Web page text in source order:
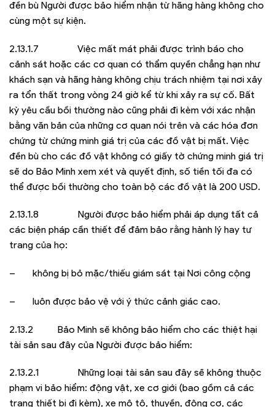
đền bù Người được bảo hiểm nhận từ hãng hàng không cho
cùng một sự kiện.
2.13.1.7 Việc mất mát phải được trình báo cho
cảnh sát hoặc các cơ quan có thẩm quyền chẳng hạn như
khách sạn và hãng hàng không chịu trách nhiệm tại nơi xảy
ra tổn thất trong vòng 24 giờ kể từ khi xảy ra sự cố. Bất
kỳ yêu cầu bồi thường nào cũng phải đi kèm với xác nhận
bằng văn bản của những cơ quan nói trên và các hóa đơn
chứng từ chứng minh giá trị của các đồ vật bị mất. Việc
đền bù cho các đồ vật không có giấy tờ chứng minh giá trị
sẽ do Bảo Minh xem xét và quyết định, số tiền tối đa có
thể được bồi thường cho toàn bộ các đồ vật là 200 USD.
2.13.1.8 Người được bảo hiểm phải áp dụng tất cả
các biện pháp cần thiết để đảm bảo rằng hành lý hay tư
trang của họ:
– không bị bỏ mặc/thiếu giám sát tại Nơi công cộng
– luôn được bảo vệ với ý thức cảnh giác cao.
2.13.2 Bảo Minh sẽ không bảo hiểm cho các thiệt hại
tài sản sau đây của Người được bảo hiểm:
2.13.2.1 Những loại tài sản sau đây sẽ không thuộc
phạm vi bảo hiểm: động vật, xe cơ giới (bao gồm cả các
trang thiết bị đi kèm), xe mô tô, thuyền, động cơ, các